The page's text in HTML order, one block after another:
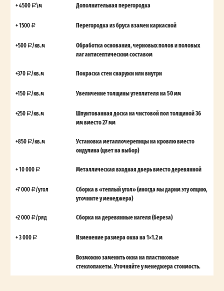
+ 4500 \м Дополнительная перегородка
+ 1500 Перегородка из бруса взамен каркасной
+500 /кв.м
Обработка основания, черновых полов и половых
лаг антисептическим составом
+370 /кв.м Покраска стен снаружи или внутри
+150 /кв.м Увеличение толщины утеплителя на 50 мм
+250 /кв.м
Шпунтованная доска на чистовой пол толщиной 36
мм вместо 27 мм
+850 /кв.м
Установка металлочерепицы на кровлю вместо
ондулина (цвет на выбор)
+ 10 000 Металлическая входная дверь вместо деревянной
+7 000 /угол
Сборка в «теплый угол» (иногда мы дарим эту опцию,
уточните у менеджера)
+2 000 /ряд Сборка на деревянные нагеля (береза)
+ 3 000 Изменение размера окна на 1×1.2 м
Возможно заменить окна на пластиковые
стеклопакеты. Уточняйте у менеджера стоимость.